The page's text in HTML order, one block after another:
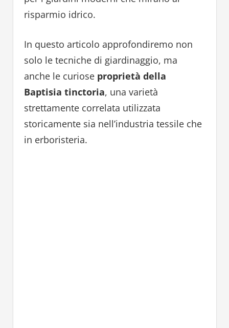
risparmio idrico.
In questo articolo approfondiremo non
solo le tecniche di giardinaggio, ma
anche le curiose proprietà della
Baptisia tinctoria, una varietà
strettamente correlata utilizzata
storicamente sia nell’industria tessile che
in erboristeria.